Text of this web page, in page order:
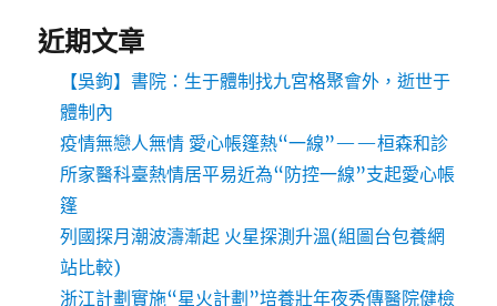
近期文章
【吳鉤】書院：生于體制找九宮格聚會外，逝世于
體制內
疫情無戀人無情 愛心帳篷熱“一線”——桓森和診
所家醫科臺熱情居平易近為“防控一線”支起愛心帳
篷
列國探月潮波濤漸起 火星探測升溫(組圖台包養網
站比較)
浙江計劃實施“星火計劃”培養壯年夜秀傳醫院健檢